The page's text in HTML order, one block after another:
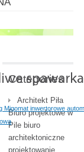
SITE
Migomat inwertorowe
Categories
Architekt Piła
Biuro projektowe w
Pile biuro
architektoniczne
projektowanie